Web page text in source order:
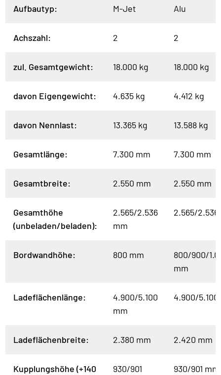
Aufbautyp: M-Jet Alu
Achszahl: 2 2
zul. Gesamtgewicht: 18.000 kg 18.000 kg
davon Eigengewicht: 4.635 kg 4.412 kg
davon Nennlast: 13.365 kg 13.588 kg
Gesamtlänge: 7.300 mm 7.300 mm
Gesamtbreite: 2.550 mm 2.550 mm
Gesamthöhe
(unbeladen/beladen):
2.565/2.536
mm
2.565/2.536
Bordwandhöhe: 800 mm
800/900/
mm
Ladeflächenlänge:
4.900/5.100
mm
4.900/5.100
Ladeflächenbreite: 2.380 mm 2.420 mm
Kupplungshöhe (+140
930/901
930/901 mm